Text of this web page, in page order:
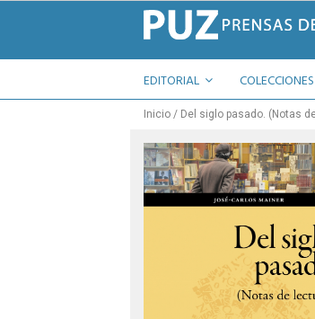
EDITORIAL COLECCIONES
Inicio Del siglo pasado. (Notas